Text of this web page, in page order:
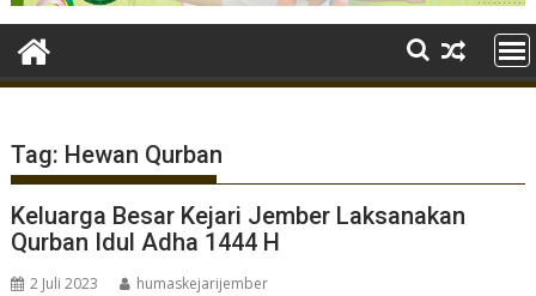
Tag: Hewan Qurban
Keluarga Besar Kejari Jember Laksanakan
Qurban Idul Adha 1444 H
2 Juli 2023 humaskejarijember